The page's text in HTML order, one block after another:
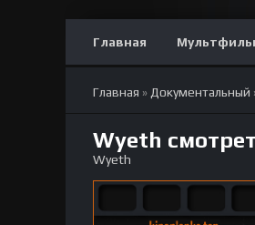
Главная
Главная » Документальный
Wyeth
Wyeth